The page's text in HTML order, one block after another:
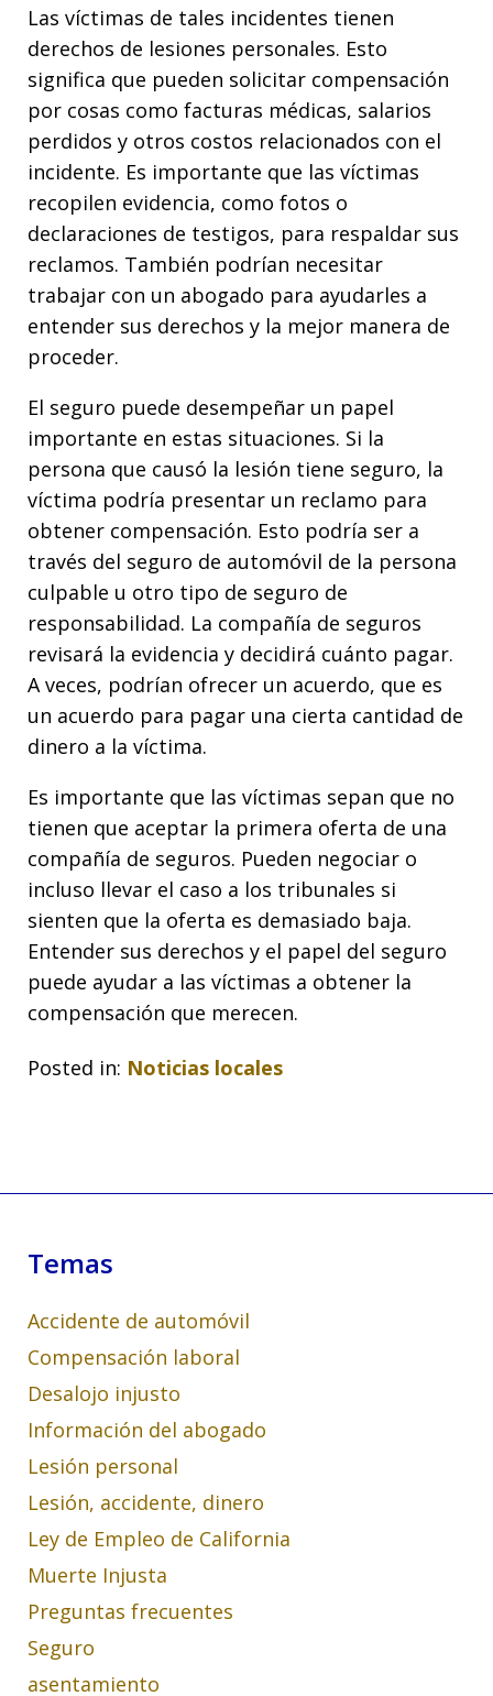
Las víctimas de tales incidentes tienen
derechos de lesiones personales. Esto
significa que pueden solicitar compensación
por cosas como facturas médicas, salarios
perdidos y otros costos relacionados con el
incidente. Es importante que las víctimas
recopilen evidencia, como fotos o
declaraciones de testigos, para respaldar sus
reclamos. También podrían necesitar
trabajar con un abogado para ayudarles a
entender sus derechos y la mejor manera de
proceder.
El seguro puede desempeñar un papel
importante en estas situaciones. Si la
persona que causó la lesión tiene seguro, la
víctima podría presentar un reclamo para
obtener compensación. Esto podría ser a
través del seguro de automóvil de la persona
culpable u otro tipo de seguro de
responsabilidad. La compañía de seguros
revisará la evidencia y decidirá cuánto pagar.
A veces, podrían ofrecer un acuerdo, que es
un acuerdo para pagar una cierta cantidad de
dinero a la víctima.
Es importante que las víctimas sepan que no
tienen que aceptar la primera oferta de una
compañía de seguros. Pueden negociar o
incluso llevar el caso a los tribunales si
sienten que la oferta es demasiado baja.
Entender sus derechos y el papel del seguro
puede ayudar a las víctimas a obtener la
compensación que merecen.
Posted in: Noticias locales
Temas
Accidente de automóvil
Compensación laboral
Desalojo injusto
Información del abogado
Lesión personal
Lesión, accidente, dinero
Ley de Empleo de California
Muerte Injusta
Preguntas frecuentes
Seguro
asentamiento